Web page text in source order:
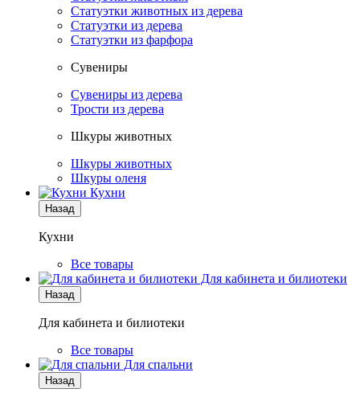
Статуэтки животных из дерева
Статуэтки из дерева
Статуэтки из фарфора
Сувениры
Сувениры из дерева
Трости из дерева
Шкуры животных
Шкуры животных
Шкуры оленя
Кухни
Назад
Кухни
Все товары
Для кабинета и билиотеки
Назад
Для кабинета и билиотеки
Все товары
Для спальни
Назад